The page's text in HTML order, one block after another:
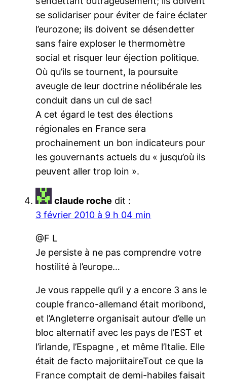
se solidariser pour éviter de faire éclater
l’eurozone; ils doivent se désendetter
sans faire exploser le thermomètre
social et risquer leur éjection politique.
Où qu’ils se tournent, la poursuite
aveugle de leur doctrine néolibérale les
conduit dans un cul de sac!
A cet égard le test des élections
régionales en France sera
prochainement un bon indicateurs pour
les gouvernants actuels du « jusqu’où ils
peuvent aller trop loin ».
claude roche dit :
3 février 2010 à 9 h 04 min
@F L
Je persiste à ne pas comprendre votre
hostilité à l’europe…
Je vous rappelle qu’il y a encore 3 ans le
couple franco-allemand était moribond,
et l’Angleterre organisait autour d’elle un
bloc alternatif avec les pays de l’EST et
l’irlande, l’Espagne , et même l’Italie. Elle
était de facto majoriitaireTout ce que la
France comptait de demi-habiles faisait